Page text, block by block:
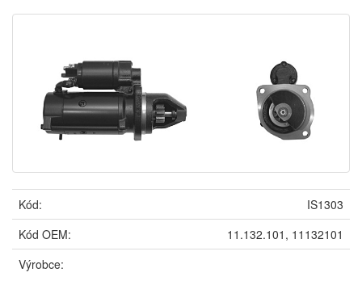
Kód:
IS1303
Kód OEM:
11.132.101, 11132101
Výrobce: